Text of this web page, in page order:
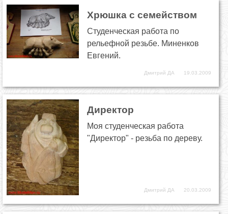
Хрюшка с семейством
Студенческая работа по
рельефной резьбе. Миненков
Евгений.
Дмитрий ДА 19.03.2009
Директор
Моя студенческая работа
"Директор" - резьба по дереву.
Дмитрий ДА 20.03.2009